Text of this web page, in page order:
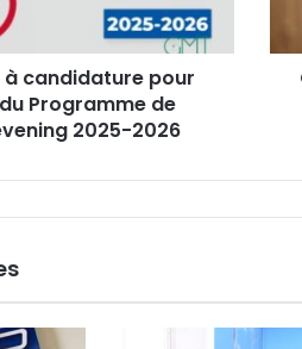
à candidature pour
Programme de
2025-2026
vue
du